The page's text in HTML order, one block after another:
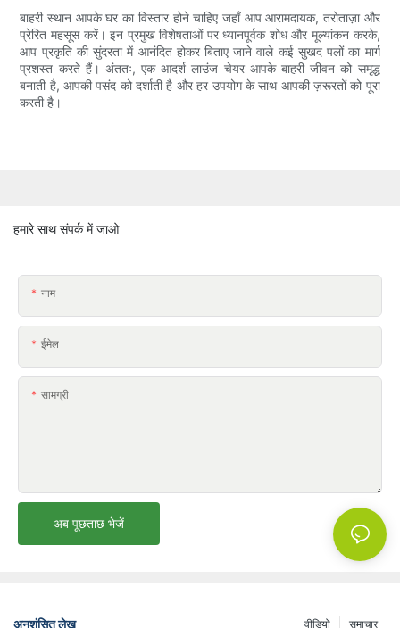
बाहरी स्थान आपके घर का विस्तार होने चाहिए जहाँ आप आरामदायक, तरोताज़ा और
प्रेरित महसूस करें। इन प्रमुख विशेषताओं पर ध्यानपूर्वक शोध और मूल्यांकन करके,
आप प्रकृति की सुंदरता में आनंदित होकर बिताए जाने वाले कई सुखद पलों का मार्ग
प्रशस्त करते हैं। अंततः, एक आदर्श लाउंज चेयर आपके बाहरी जीवन को समृद्ध
बनाती है, आपकी पसंद को दर्शाती है और हर उपयोग के साथ आपकी ज़रूरतों को पूरा
करती है।
हमारे साथ संपर्क में जाओ
नाम
ईमेल
सामग्री
अब पूछताछ भेजें
अनुशंसित लेख समाचार
वीडियो